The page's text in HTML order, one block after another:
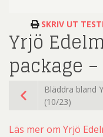
SKRIV UT
Yrjö
package
Bläddra bland
(10/23)
Läs mer om Yrjö